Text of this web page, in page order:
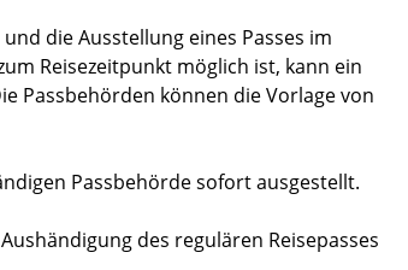
die Ausstellung eines Passes im
Reisezeitpunkt möglich ist, kann ein
Passbehörden können die Vorlage von
Passbehörde sofort ausgestellt.
des regulären Reisepasses